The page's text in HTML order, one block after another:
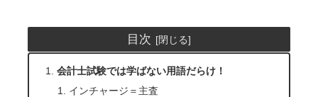
目次
会計士試験では学ばない用語だらけ！
インチャージ＝主査